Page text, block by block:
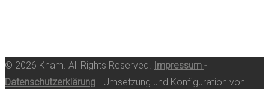
© 2026 Kham. All Rights Reserved. Impressum -
Datenschutzerklärung - Umsetzung und Konfiguration von